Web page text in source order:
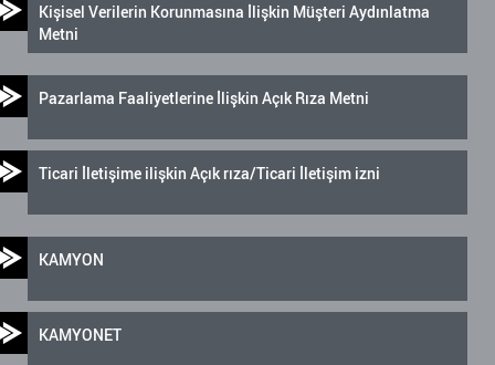
Kişisel Verilerin Korunmasına İlişkin Müşteri Aydınlatma
Metni
Pazarlama Faaliyetlerine İlişkin Açık Rıza Metni
Ticari İletişime ilişkin Açık rıza/Ticari İletişim izni
KAMYON
KAMYONET